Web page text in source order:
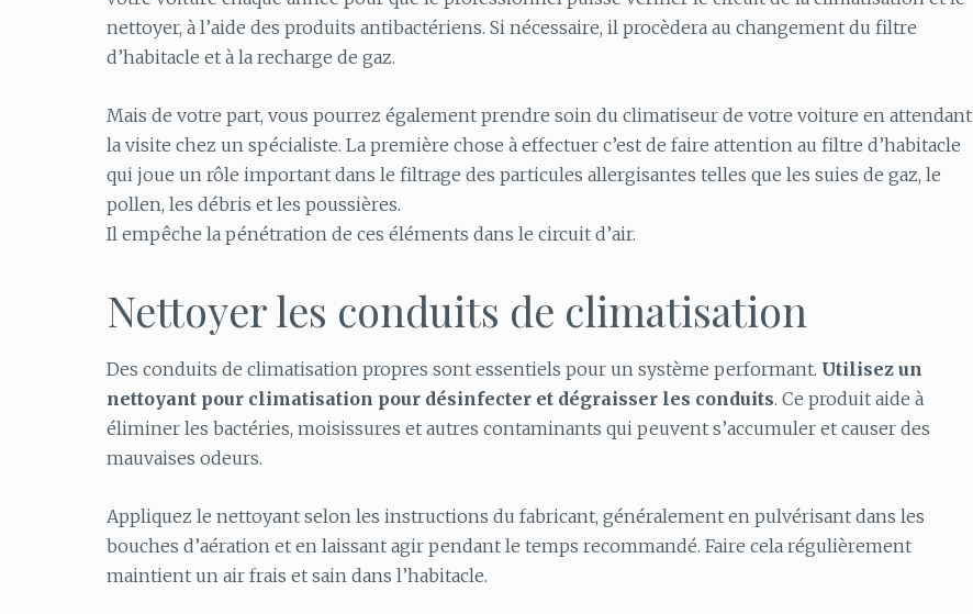
nettoyer, à l’aide des produits antibactériens. Si nécessaire, il procèdera au changement du filtre
d’habitacle et à la recharge de gaz.
Mais de votre part, vous pourrez également prendre soin du climatiseur de votre voiture en attendant
la visite chez un spécialiste. La première chose à effectuer c’est de faire attention au filtre d’habitacle
qui joue un rôle important dans le filtrage des particules allergisantes telles que les suies de gaz, le
pollen, les débris et les poussières.
Il empêche la pénétration de ces éléments dans le circuit d’air.
Nettoyer les conduits de climatisation
Des conduits de climatisation propres sont essentiels pour un système performant. Utilisez un
nettoyant pour climatisation pour désinfecter et dégraisser les conduits. Ce produit aide à
éliminer les bactéries, moisissures et autres contaminants qui peuvent s’accumuler et causer des
mauvaises odeurs.
Appliquez le nettoyant selon les instructions du fabricant, généralement en pulvérisant dans les
bouches d’aération et en laissant agir pendant le temps recommandé. Faire cela régulièrement
maintient un air frais et sain dans l’habitacle.